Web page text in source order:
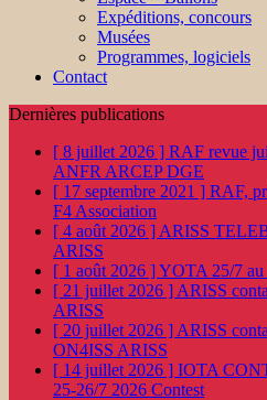
Expéditions, concours
Musées
Programmes, logiciels
Contact
Dernières publications
[ 8 juillet 2026 ] RAF revue
ANFR ARCEP DGE
[ 17 septembre 2021 ] RAF,
F4 Association
[ 4 août 2026 ] ARISS
ARISS
[ 1 août 2026 ]YOTA 25/7 au
[ 21 juillet 2026 ] ARISS
ARISS
[ 20 juillet 2026 ] ARISS
ON4ISS ARISS
[ 14 juillet 2026 ] IOTA
25-26/7 2026 Contest